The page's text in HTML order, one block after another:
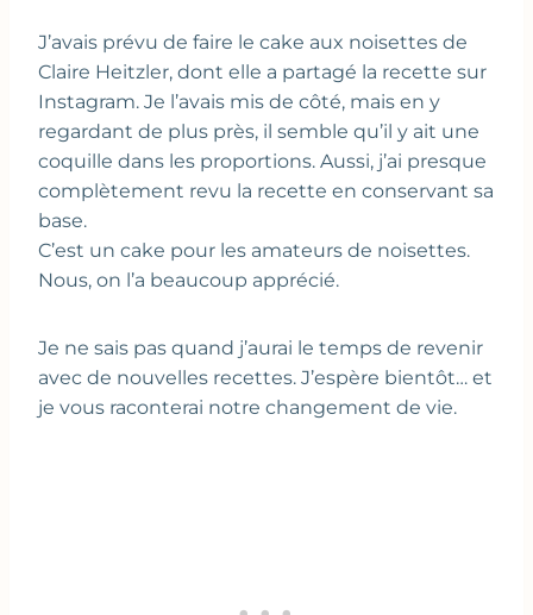
J’avais prévu de faire le cake aux noisettes de
Claire Heitzler, dont elle a partagé la recette sur
Instagram. Je l’avais mis de côté, mais en y
regardant de plus près, il semble qu’il y ait une
coquille dans les proportions. Aussi, j’ai presque
complètement revu la recette en conservant sa
base.
C’est un cake pour les amateurs de noisettes.
Nous, on l’a beaucoup apprécié.
Je ne sais pas quand j’aurai le temps de revenir
avec de nouvelles recettes. J’espère bientôt… et
je vous raconterai notre changement de vie.